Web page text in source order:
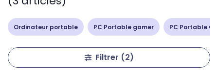
Ordinateur portable PC Portable gamer PC Portable
Filtrer (2)